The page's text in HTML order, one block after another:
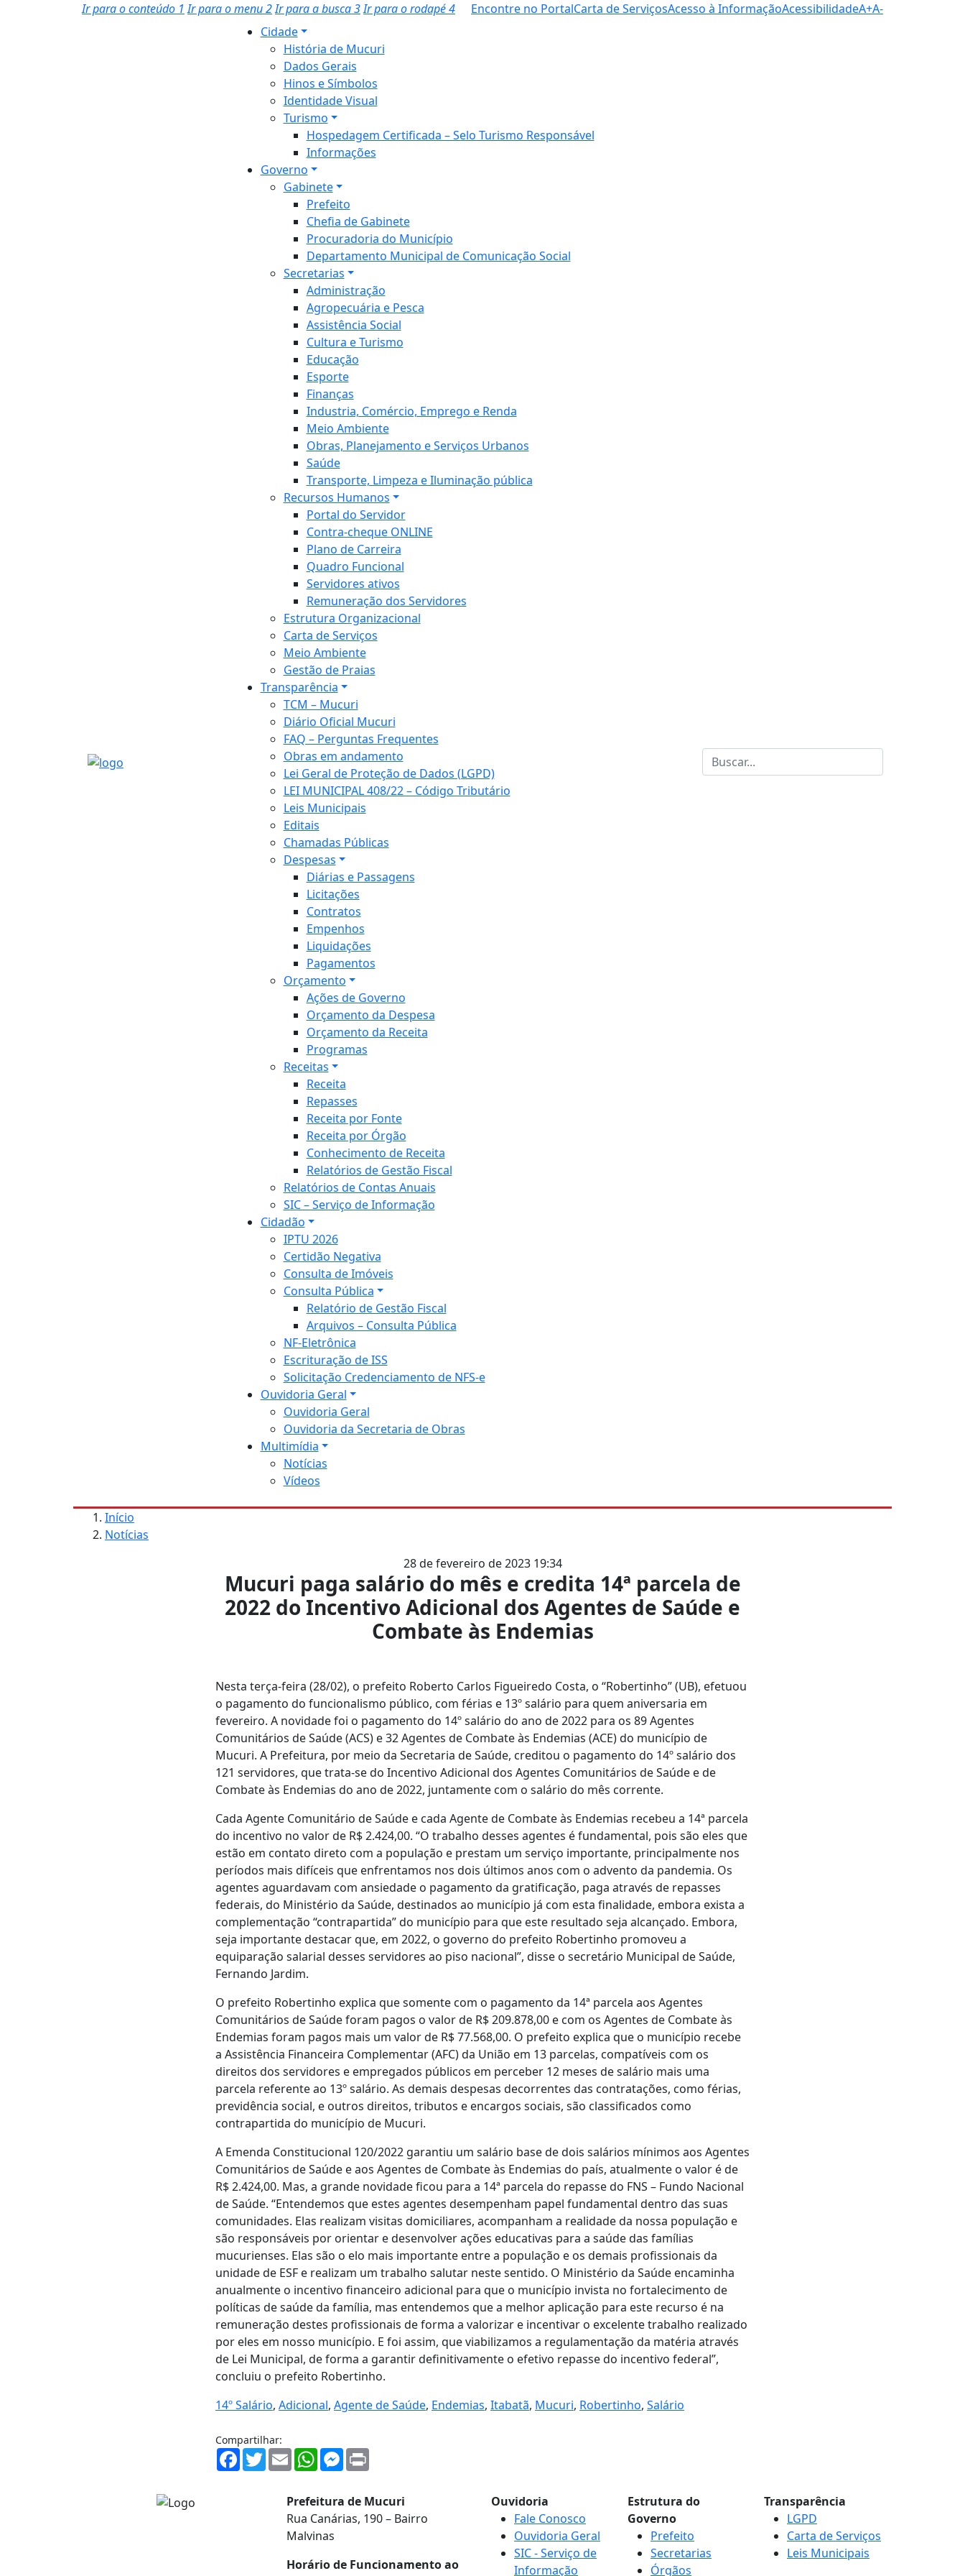
Ir para o conteúdo 1 Ir para o menu2Ir para a busca3Ir para o rodapé4 Encontre no PortalCarta de ServiçosAcesso à InformaçãoAcessibilidadeA+A-
Cidade
História de Mucuri
Dados Gerais
Hinos e Símbolos
Identidade Visual
Turismo
Hospedagem Certificada – Selo Turismo Responsável
Informações
Governo
Gabinete
Prefeito
Chefia de Gabinete
Procuradoria do Município
Departamento Municipal de Comunicação Social
Secretarias
Administração
Agropecuária e Pesca
Assistência Social
Cultura e Turismo
Educação
Esporte
Finanças
Industria, Comércio, Emprego e Renda
Meio Ambiente
Obras, Planejamento e Serviços Urbanos
Saúde
Transporte, Limpeza e Iluminação pública
Recursos Humanos
Portal do Servidor
Contra-cheque ONLINE
Plano de Carreira
Quadro Funcional
Servidores ativos
Remuneração dos Servidores
Estrutura Organizacional
Carta de Serviços
Meio Ambiente
Gestão de Praias
Transparência
TCM – Mucuri
Diário Oficial Mucuri
FAQ – Perguntas Frequentes
Obras em andamento
Lei Geral de Proteção de Dados (LGPD)
LEI MUNICIPAL 408/22 – Código Tributário
Leis Municipais
Editais
Chamadas Públicas
Despesas
Diárias e Passagens
Licitações
Contratos
Empenhos
Liquidações
Pagamentos
Orçamento
Ações de Governo
Orçamento da Despesa
Orçamento da Receita
Programas
Receitas
Receita
Repasses
Receita por Fonte
Receita por Órgão
Conhecimento de Receita
Relatórios de Gestão Fiscal
Relatórios de Contas Anuais
SIC – Serviço de Informação
Cidadão
IPTU 2026
Certidão Negativa
Consulta de Imóveis
Consulta Pública
Relatório de Gestão Fiscal
Arquivos – Consulta Pública
NF-Eletrônica
Escrituração de ISS
Solicitação Credenciamento de NFS-e
Ouvidoria Geral
Ouvidoria Geral
Ouvidoria da Secretaria de Obras
Multimídia
Notícias
Vídeos
Início
Notícias
28 de fevereiro de 2023 19:34
Mucuri paga salário do mês e credita 14ª parcela de
2022 do Incentivo Adicional dos Agentes de Saúde e
Combate às Endemias
Nesta terça-feira (28/02), o prefeito Roberto Carlos Figueiredo Costa, o “Robertinho” (UB), efetuou
o pagamento do funcionalismo público, com férias e 13º salário para quem aniversaria em
fevereiro. A novidade foi o pagamento do 14º salário do ano de 2022 para os 89 Agentes
Comunitários de Saúde (ACS) e 32 Agentes de Combate às Endemias (ACE) do município de
Mucuri. A Prefeitura, por meio da Secretaria de Saúde, creditou o pagamento do 14º salário dos
121 servidores, que trata-se do Incentivo Adicional dos Agentes Comunitários de Saúde e de
Combate às Endemias do ano de 2022, juntamente com o salário do mês corrente.
Cada Agente Comunitário de Saúde e cada Agente de Combate às Endemias recebeu a 14ª parcela
do incentivo no valor de R$ 2.424,00. “O trabalho desses agentes é fundamental, pois são eles que
estão em contato direto com a população e prestam um serviço importante, principalmente nos
períodos mais difíceis que enfrentamos nos dois últimos anos com o advento da pandemia. Os
agentes aguardavam com ansiedade o pagamento da gratificação, paga através de repasses
federais, do Ministério da Saúde, destinados ao município já com esta finalidade, embora exista a
complementação “contrapartida” do município para que este resultado seja alcançado. Embora,
seja importante destacar que, em 2022, o governo do prefeito Robertinho promoveu a
equiparação salarial desses servidores ao piso nacional”, disse o secretário Municipal de Saúde,
Fernando Jardim.
O prefeito Robertinho explica que somente com o pagamento da 14ª parcela aos Agentes
Comunitários de Saúde foram pagos o valor de R$ 209.878,00 e com os Agentes de Combate às
Endemias foram pagos mais um valor de R$ 77.568,00. O prefeito explica que o município recebe
a Assistência Financeira Complementar (AFC) da União em 13 parcelas, compatíveis com os
direitos dos servidores e empregados públicos em perceber 12 meses de salário mais uma
parcela referente ao 13º salário. As demais despesas decorrentes das contratações, como férias,
previdência social, e outros direitos, tributos e encargos sociais, são classificados como
contrapartida do município de Mucuri.
A Emenda Constitucional 120/2022 garantiu um salário base de dois salários mínimos aos Agentes
Comunitários de Saúde e aos Agentes de Combate às Endemias do país, atualmente o valor é de
R$ 2.424,00. Mas, a grande novidade ficou para a 14ª parcela do repasse do FNS – Fundo Nacional
de Saúde. “Entendemos que estes agentes desempenham papel fundamental dentro das suas
comunidades. Elas realizam visitas domiciliares, acompanham a realidade da nossa população e
são responsáveis por orientar e desenvolver ações educativas para a saúde das famílias
mucurienses. Elas são o elo mais importante entre a população e os demais profissionais da
unidade de ESF e realizam um trabalho salutar neste sentido. O Ministério da Saúde encaminha
anualmente o incentivo financeiro adicional para que o município invista no fortalecimento de
políticas de saúde da família, mas entendemos que a melhor aplicação para este recurso é na
remuneração destes profissionais de forma a valorizar e incentivar o excelente trabalho realizado
por eles em nosso município. E foi assim, que viabilizamos a regulamentação da matéria através
de Lei Municipal, de forma a garantir definitivamente o efetivo repasse do incentivo federal”,
concluiu o prefeito Robertinho.
14º Salário, Adicional, Agente de Saúde, Endemias, Itabatã, Mucuri, Robertinho, Salário
Compartilhar:
Facebook
TwitterEmailWhatsAppMessenger
Prefeitura de Mucuri
Rua Canárias, 190 – Bairro
Malvinas
Horário de Funcionamento ao
Ouvidoria
Fale Conosco
Ouvidoria Geral
SIC - Serviço de
Informação
Estrutura do
Governo
Prefeito
Secretarias
Órgãos
Transparência
LGPD
Carta de Serviços
Leis Municipais